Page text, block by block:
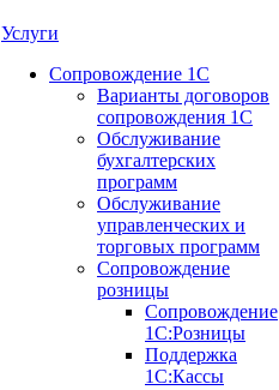
Услуги
Сопровождение 1С
Варианты договоров
сопровождения 1С
Обслуживание
бухгалтерских
программ
Обслуживание
управленческих и
торговых программ
Сопровождение
розницы
Сопровождение
1С:Розницы
Поддержка
1С:Кассы